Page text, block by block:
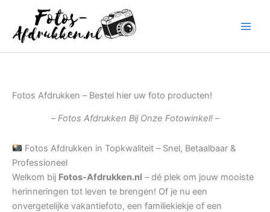
inhoud
Fotos Afdrukken – Bestel hier uw foto producten!
– Fotos Afdrukken Bij Onze Fotowinkel! –
Fotos Afdrukken in Topkwaliteit – Snel, Betaalbaar &
Professioneel
Welkom bij Fotos-Afdrukken.nl – dé plek om jouw mooiste
herinneringen tot leven te brengen! Of je nu een
onvergetelijke vakantiefoto, een familiekiekje of een